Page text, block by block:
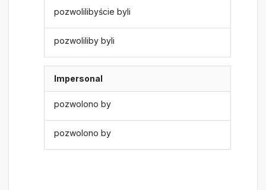
pozwolilibyście byli
pozwoliliby byli
Impersonal
pozwolono by
pozwolono by